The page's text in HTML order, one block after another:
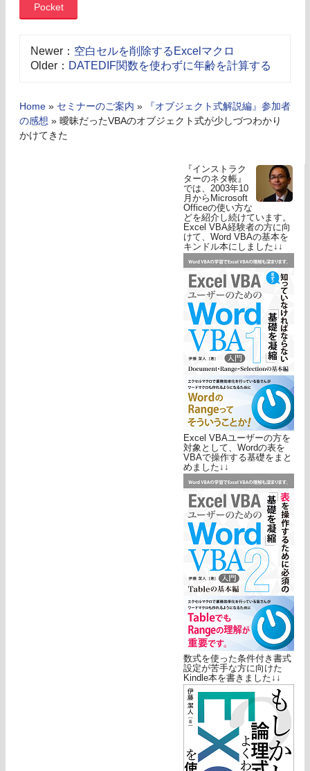
Pocket
Newer： 空白セルを削除するExcelマクロ
Older： DATEDIF関数を使わずに年齢を計算する
Home » セミナーのご案内 »
『オブジェクト式解説編』参加者
の感想 » 曖昧だったVBAのオブジェクト式が少しづつわかり
かけてきた
『インストラク
ターのネタ帳』
では、2003年10
月からMicrosoft
Officeの使い方な
どを紹介し続けています。
Excel VBA経験者の方に向
けて、Word VBAの基本を
キンドル本にしました↓↓
Excel VBAユーザーの方を
対象として、Wordの表を
VBAで操作する基礎をまと
めました↓↓
数式を使った条件付き書式
設定が苦手な方に向けた
Kindle本を書きました↓↓